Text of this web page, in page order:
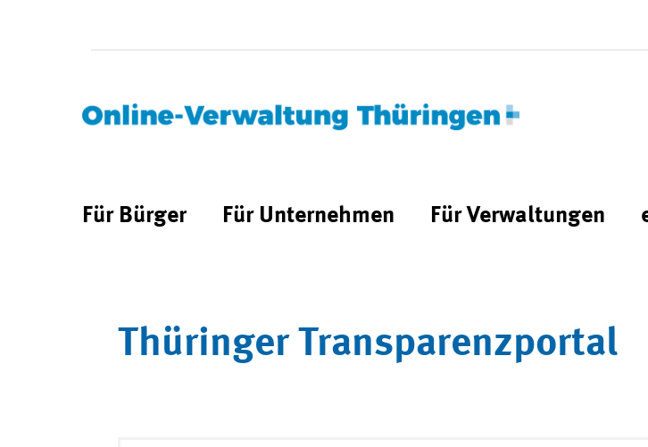
Für Bürger Für Unternehmen Für Verwaltungen
Thüringer Transparenzportal